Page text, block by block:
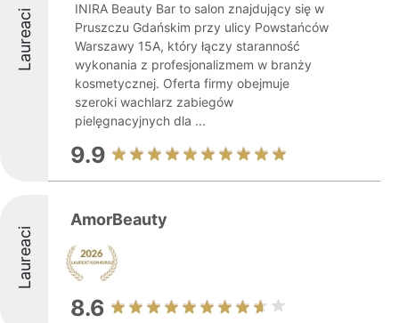
Laureaci
INIRA Beauty Bar to salon znajdujący się w
Pruszczu Gdańskim przy ulicy Powstańców
Warszawy 15A, który łączy staranność
wykonania z profesjonalizmem w branży
kosmetycznej. Oferta firmy obejmuje
szeroki wachlarz zabiegów
pielęgnacyjnych dla ...
9.9
Laureaci
AmorBeauty
8.6